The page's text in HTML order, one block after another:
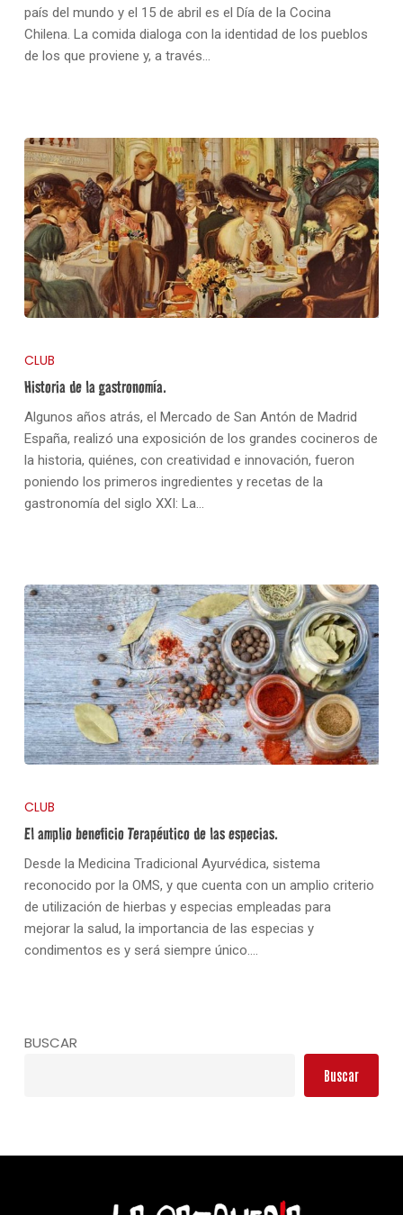
No hay productos en el carrito.
Go To Shop
país del mundo y el 15 de abril es el Día de la Cocina
Chilena. La comida dialoga con la identidad de los pueblos
de los que proviene y, a través…
CLUB
Historia de la gastronomía.
Algunos años atrás, el Mercado de San Antón de Madrid
España, realizó una exposición de los grandes cocineros de
la historia, quiénes, con creatividad e innovación, fueron
poniendo los primeros ingredientes y recetas de la
gastronomía del siglo XXI: La…
CLUB
El amplio beneficio Terapéutico de las especias.
Desde la Medicina Tradicional Ayurvédica, sistema
reconocido por la OMS, y que cuenta con un amplio criterio
de utilización de hierbas y especias empleadas para
mejorar la salud, la importancia de las especias y
condimentos es y será siempre único.…
BUSCAR
Buscar